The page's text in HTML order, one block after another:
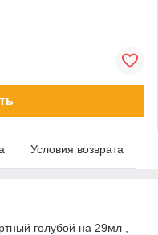
Условия возврата
голубой на 29мл ,